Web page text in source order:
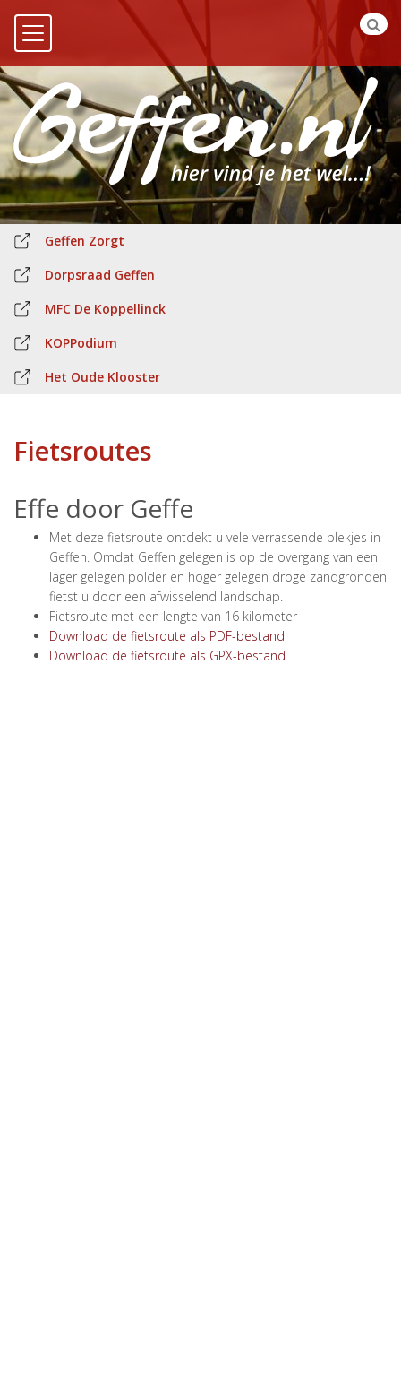
Geffen Zorgt
Dorpsraad Geffen
MFC De Koppellinck
KOPPodium
Het Oude Klooster
Fietsroutes
Effe door Geffe
Met deze fietsroute ontdekt u vele verrassende plekjes in
Geffen. Omdat Geffen gelegen is op de overgang van een
lager gelegen polder en hoger gelegen droge zandgronden
fietst u door een afwisselend landschap.
Fietsroute met een lengte van 16 kilometer
Download de fietsroute als PDF-bestand
Download de fietsroute als GPX-bestand